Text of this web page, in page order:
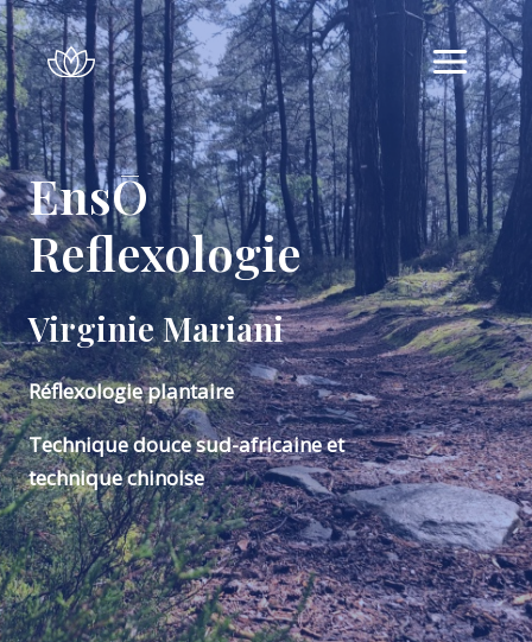
EnsŌ
Reflexologie
Virginie Mariani
Réflexologie plantaire
Technique douce sud-africaine et
technique chinoise